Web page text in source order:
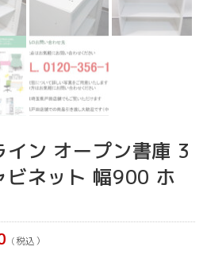
イン オープン書庫 3
ビネット 幅900 ホ
現
在
(税込）